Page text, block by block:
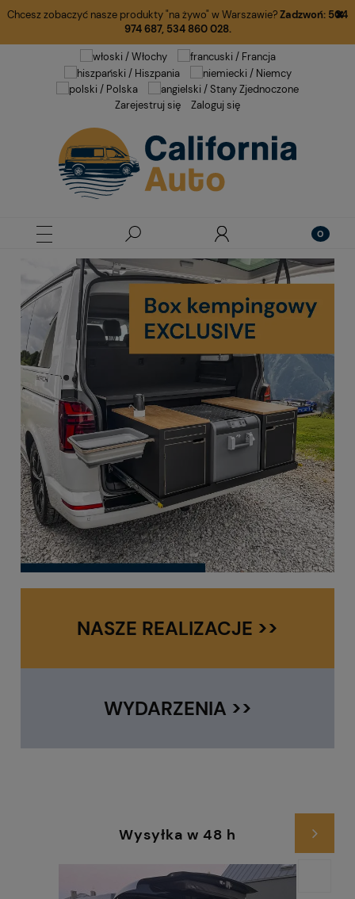
Chcesz zobaczyć nasze produkty "na żywo" w Warszawie?Zadzwoń: 504
974 687, 534 860 028.
Zarejestruj się Zaloguj się
NASZE REALIZACJE >>
WYDARZENIA >>
Wysyłka w 48 h